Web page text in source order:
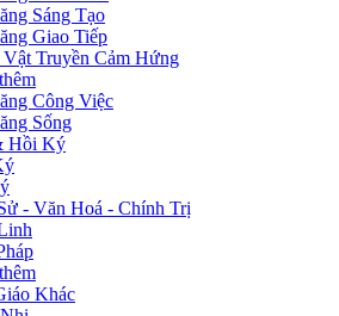
Sáng Tạo
Giao Tiếp
Truyền Cảm Hứng
Công Việc
Sống
Hồi Ký
- Văn Hoá - Chính Trị
Khác